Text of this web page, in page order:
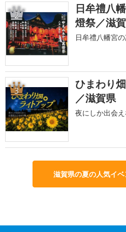
2
日牟禮八
燈祭／滋
日牟禮八幡宮
3
ひまわり
／滋賀県
夜にしか出会
滋賀県の夏の人気イ